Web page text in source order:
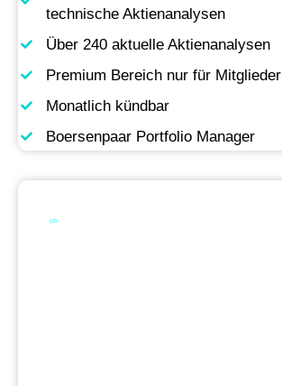
technische Aktienanalysen
Über 240 aktuelle Aktienanalysen
Premium Bereich nur für Mitglieder
Monatlich kündbar
Boersenpaar Portfolio Manager